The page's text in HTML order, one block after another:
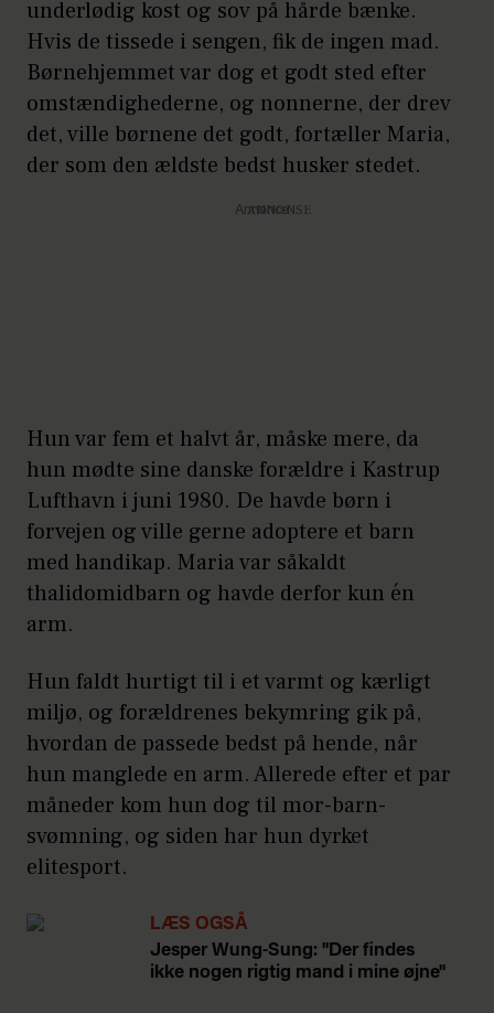
underlødig kost og sov på hårde bænke.
Hvis de tissede i sengen, fik de ingen mad.
Børnehjemmet var dog et godt sted efter
omstændighederne, og nonnerne, der drev
det, ville børnene det godt, fortæller Maria,
der som den ældste bedst husker stedet.
Annonce
Hun var fem et halvt år, måske mere, da
hun mødte sine danske forældre i Kastrup
Lufthavn i juni 1980. De havde børn i
forvejen og ville gerne adoptere et barn
med handikap. Maria var såkaldt
thalidomidbarn og havde derfor kun én
arm.
Hun faldt hurtigt til i et varmt og kærligt
miljø, og forældrenes bekymring gik på,
hvordan de passede bedst på hende, når
hun manglede en arm. Allerede efter et par
måneder kom hun dog til mor-barn-
svømning, og siden har hun dyrket
elitesport.
LÆS OGSÅ
Jesper Wung-Sung: "Der findes
ikke nogen rigtig mand i mine øjne"